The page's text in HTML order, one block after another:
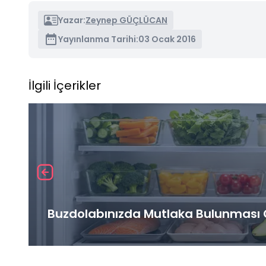
Yazar:Zeynep GÜÇLÜCAN
Yayınlanma Tarihi:03 Ocak 2016
İlgili İçerikler
Buzdolabınızda Mutlaka Bulunması